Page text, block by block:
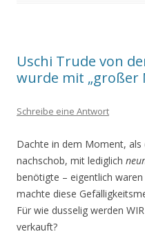
Uschi Trude von
wurde mit „großer
Schreibe eine Antwort
Dachte in dem Moment,
nachschob, mit lediglich
benötigte – eigentlich
machte diese
Für wie dusselig werden
verkauft?